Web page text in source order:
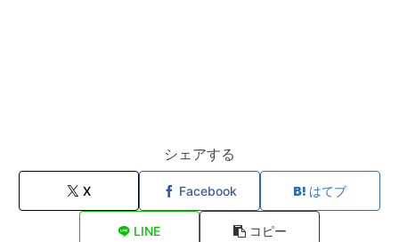
シェアする
X Facebook はてブ
LINE コピー